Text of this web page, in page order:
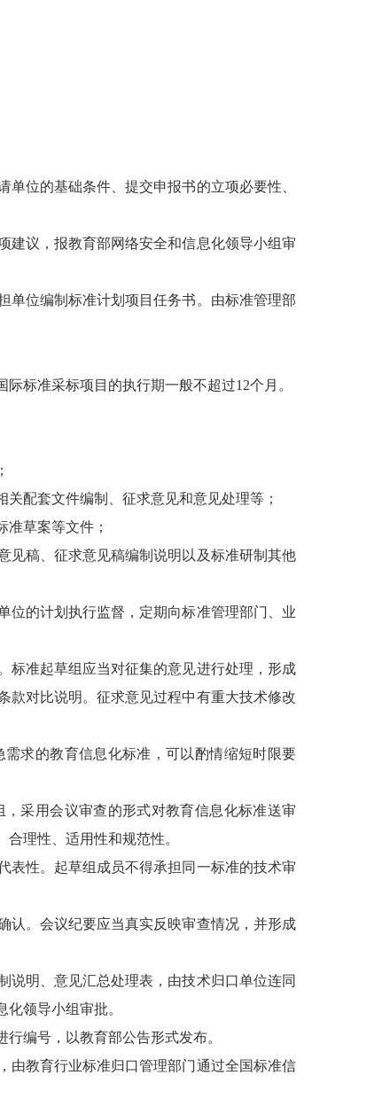
位的基础条件、提交申报书的立项必要性、
议，报教育部网络安全和信息化领导小组审
位编制标准计划项目任务书。由标准管理部
际标准采标项目的执行期一般不超过12个月。
配套文件编制、征求意见和意见处理等；
草案等文件；
稿、征求意见稿编制说明以及标准研制其他
的计划执行监督，定期向标准管理部门、业
准起草组应当对征集的意见进行处理，形成
款对比说明。征求意见过程中有重大技术修改
的教育信息化标准，可以酌情缩短时限要
用会议审查的形式对教育信息化标准送审
理性、适用性和规范性。
性。起草组成员不得承担同一标准的技术审
。会议纪要应当真实反映审查情况，并形成
明、意见汇总处理表，由技术归口单位连同
领导小组审批。
行编号，以教育部公告形式发布。
教育行业标准归口管理部门通过全国标准信